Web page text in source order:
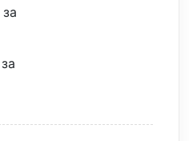
за
за